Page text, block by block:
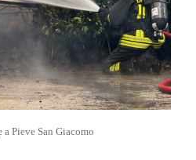
a Pieve San Giacomo